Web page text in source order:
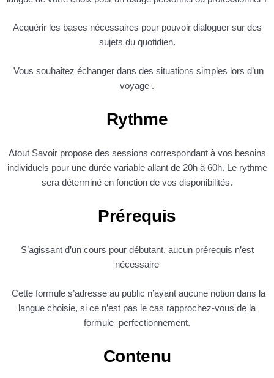
Acquérir les bases nécessaires pour pouvoir dialoguer sur des
sujets du quotidien.
Vous souhaitez échanger dans des situations simples lors d’un
voyage .
Rythme
Atout Savoir propose des sessions correspondant à vos besoins
individuels pour une durée variable allant de 20h à 60h. Le rythme
sera déterminé en fonction de vos disponibilités.
Prérequis
S’agissant d’un cours pour débutant, aucun prérequis n’est
nécessaire
Cette formule s’adresse au public n’ayant aucune notion dans la
langue choisie, si ce n’est pas le cas rapprochez-vous de la
formule perfectionnement.
Contenu